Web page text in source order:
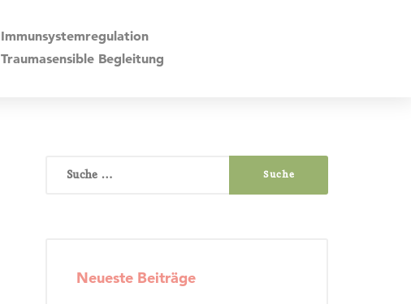
Immunsystemregulation
Traumasensible Begleitung
nach:
Neueste Beiträge